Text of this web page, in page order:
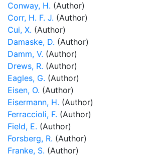
Conway, H. (Author)
Corr, H. F. J. (Author)
Cui, X. (Author)
Damaske, D. (Author)
Damm, V. (Author)
Drews, R. (Author)
Eagles, G. (Author)
Eisen, O. (Author)
Eisermann, H. (Author)
Ferraccioli, F. (Author)
Field, E. (Author)
Forsberg, R. (Author)
Franke, S. (Author)